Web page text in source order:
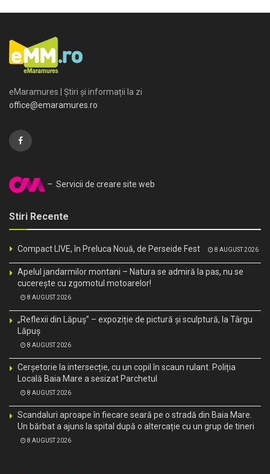
eMaramures | Știri și informații la zi
office@emaramures.ro
– Servicii de creare site web
Stiri Recente
Compact LIVE, în Preluca Nouă, de Perseide Fest 8 AUGUST 2026
Apelul jandarmilor montani – Natura se admiră la pas, nu se
cucerește cu zgomotul motoarelor!
8 AUGUST 2026
„Reflexii din Lăpuș” – expoziție de pictură și sculptură, la Târgu
Lăpuș
8 AUGUST 2026
Cerșetorie la intersecție, cu un copil în scaun rulant. Poliția
Locală Baia Mare a sesizat Parchetul
8 AUGUST 2026
Scandaluri aproape în fiecare seară pe o stradă din Baia Mare.
Un bărbat a ajuns la spital după o altercație cu un grup de tineri
8 AUGUST 2026